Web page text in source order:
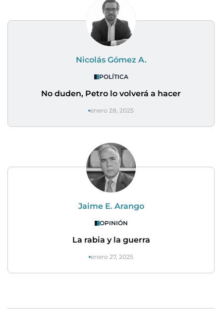
Nicolás Gómez A.
POLÍTICA
No duden, Petro lo volverá a hacer
enero 28, 2025
Jaime E. Arango
OPINIÓN
La rabia y la guerra
enero 27, 2025